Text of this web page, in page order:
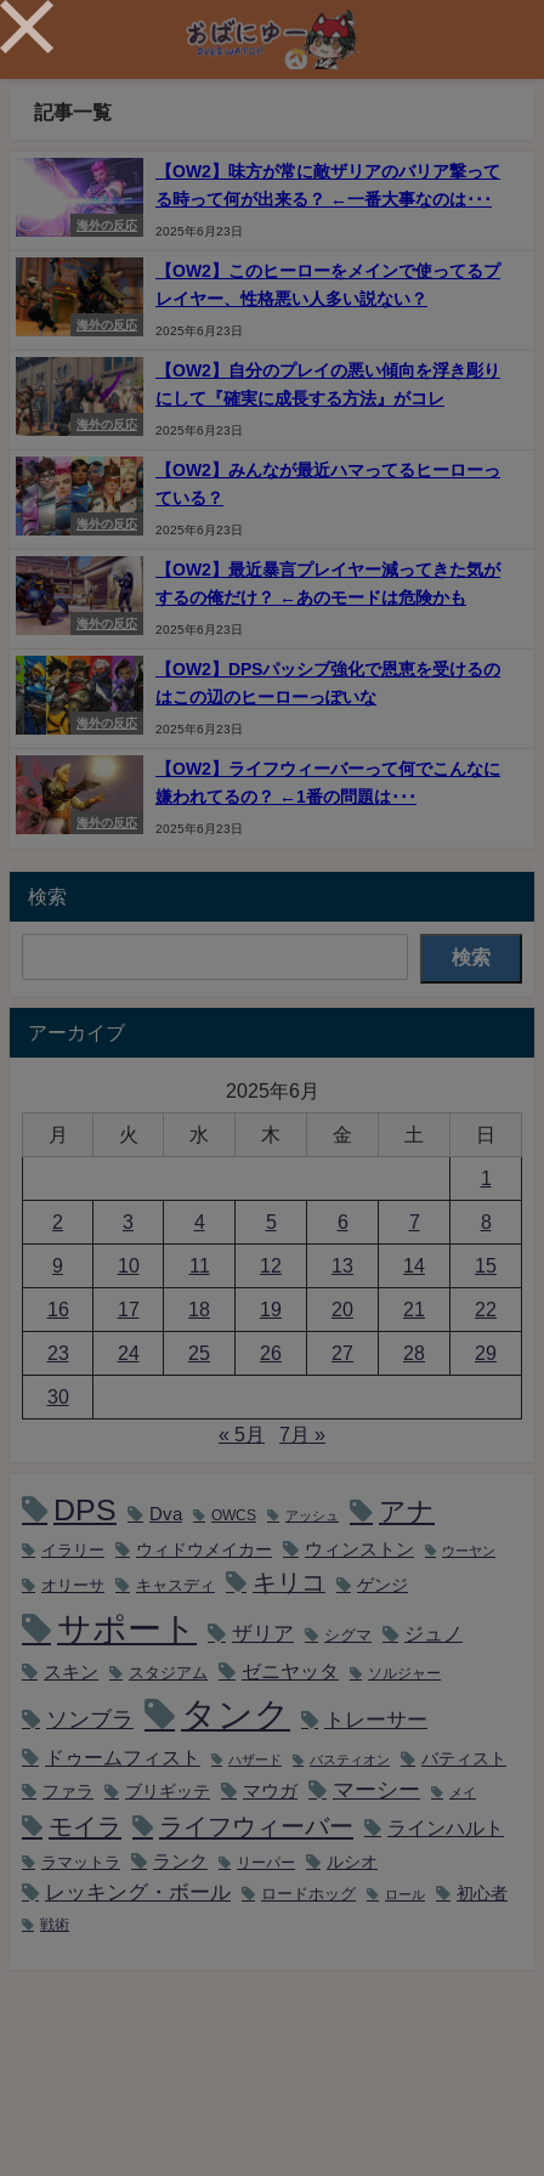
記事一覧
海外の反応
【OW2】味方が常に敵ザリアのバリア撃って
る時って何が出来る？ ←一番大事なのは･･･
2025年6月23日
海外の反応
【OW2】このヒーローをメインで使ってるプ
レイヤー、性格悪い人多い説ない？
2025年6月23日
海外の反応
【OW2】自分のプレイの悪い傾向を浮き彫り
にして『確実に成長する方法』がコレ
2025年6月23日
海外の反応
【OW2】みんなが最近ハマってるヒーローっ
ている？
2025年6月23日
海外の反応
【OW2】最近暴言プレイヤー減ってきた気が
するの俺だけ？ ←あのモードは危険かも
2025年6月23日
海外の反応
【OW2】DPSパッシブ強化で恩恵を受けるの
はこの辺のヒーローっぽいな
2025年6月23日
海外の反応
【OW2】ライフウィーバーって何でこんなに
嫌われてるの？ ←1番の問題は･･･
2025年6月23日
検索
検索
アーカイブ
2025年6月
月 火 水 木 金 土 日
1
2 3 4 5 6 7 8
9 10 11 12 13 14 15
16 17 18 19 20 21 22
23 24 25 26 27 28 29
30
« 5月
7月 »
DPS Dva OWCS アッシュ アナ
イラリー ウィドウメイカー ウィンストン ウーヤン
オリーサ キャスディ キリコ ゲンジ
サポート ザリア シグマ ジュノ
スキン スタジアム ゼニヤッタ ソルジャー
ソンブラ タンク
トレーサー
ドゥームフィスト
ハザード バスティオン
バティスト
ファラ
ブリギッテ マウガ マーシー メイ
モイラ ライフウィーバー ラインハルト
ラマットラ ランク リーパー ルシオ
レッキング・ボール ロードホッグ ロール 初心者
戦術